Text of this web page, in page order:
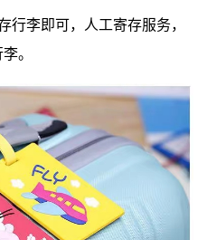
行李即可，人工寄存服务，
。